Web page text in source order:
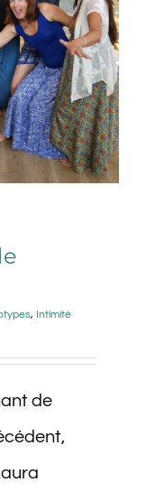
, Intimité
de